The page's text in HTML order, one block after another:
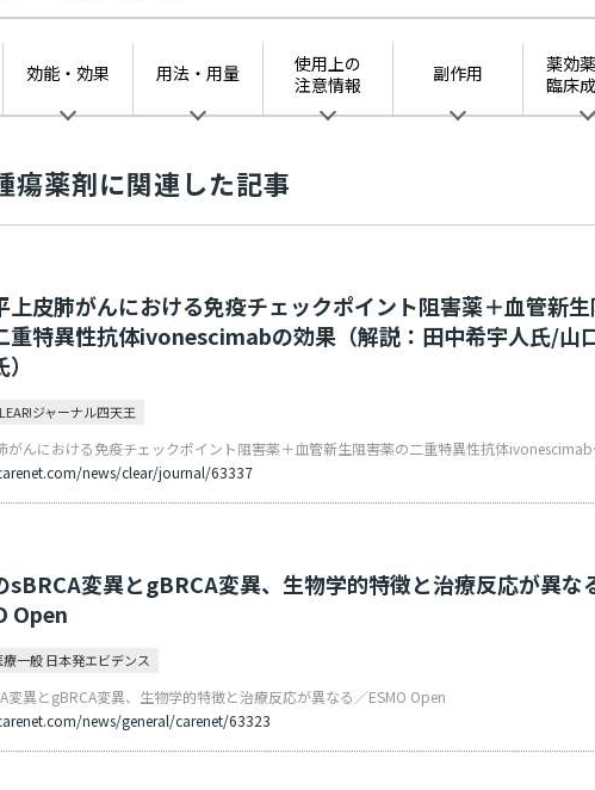
効能・効果 用法・用量
使用上の
注意情報
副作用
薬効
臨床
瘍薬剤に関連した記事
上皮肺がんにおける免疫チェックポイント阻害薬＋血管新
重特異性抗体ivonescimabの効果（解説：田中希宇人氏/山
ジャーナル四天王
進行扁平上皮
news/clear/journal/63337
sBRCA変異とgBRCA変異、生物学的特徴と治療反応が異な
Open
療一般 日本発エビデンス
変異とgBRCA変異、生物学的特徴と治療反応が異なる／ESMO Open
news/general/carenet/63323